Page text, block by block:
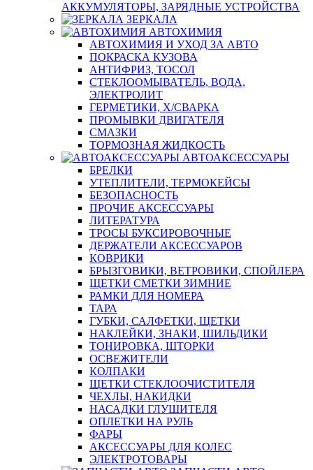
АККУМУЛЯТОРЫ, ЗАРЯДНЫЕ УСТРОЙСТВА
ЗЕРКАЛА
АВТОХИМИЯ
АВТОХИМИЯ И УХОД ЗА АВТО
ПОКРАСКА КУЗОВА
АНТИФРИЗ, ТОСОЛ
СТЕКЛООМЫВАТЕЛЬ, ВОДА,
ЭЛЕКТРОЛИТ
ГЕРМЕТИКИ, Х/СВАРКА
ПРОМЫВКИ ДВИГАТЕЛЯ
СМАЗКИ
ТОРМОЗНАЯ ЖИДКОСТЬ
АВТОАКСЕССУАРЫ
БРЕЛКИ
УТЕПЛИТЕЛИ, ТЕРМОКЕЙСЫ
БЕЗОПАСНОСТЬ
ПРОЧИЕ АКСЕССУАРЫ
ЛИТЕРАТУРА
ТРОСЫ БУКСИРОВОЧНЫЕ
ДЕРЖАТЕЛИ АКСЕССУАРОВ
КОВРИКИ
БРЫЗГОВИКИ, ВЕТРОВИКИ, СПОЙЛЕРА
ЩЕТКИ СМЕТКИ ЗИМНИЕ
РАМКИ ДЛЯ НОМЕРА
ТАРА
ГУБКИ, САЛФЕТКИ, ЩЕТКИ
НАКЛЕЙКИ, ЗНАКИ, ШИЛЬДИКИ
ТОНИРОВКА, ШТОРКИ
ОСВЕЖИТЕЛИ
КОЛПАКИ
ЩЕТКИ СТЕКЛООЧИСТИТЕЛЯ
ЧЕХЛЫ, НАКИДКИ
НАСАДКИ ГЛУШИТЕЛЯ
ОПЛЕТКИ НА РУЛЬ
ФАРЫ
АКСЕССУАРЫ ДЛЯ КОЛЕС
ЭЛЕКТРОТОВАРЫ